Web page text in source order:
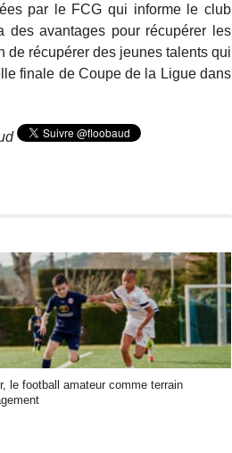
par le FCG qui informe le club
des avantages pour récupérer les
de récupérer des jeunes talents qui
finale de Coupe de la Ligue dans
le football amateur comme terrain